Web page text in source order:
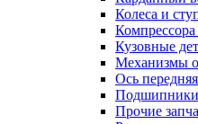
Колеса и
Компрессора
Кузовные
Механизмы
Ось передняя
Подшипники
Прочие